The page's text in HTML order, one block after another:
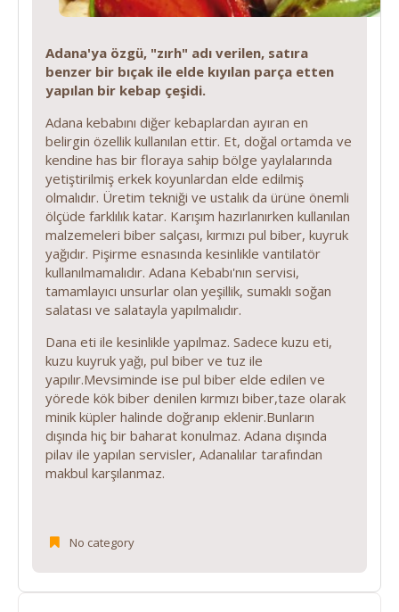
Adana'ya özgü, "zırh" adı verilen, satıra
benzer bir bıçak ile elde kıyılan parça etten
yapılan bir kebap çeşidi.
Adana kebabını diğer kebaplardan ayıran en
belirgin özellik kullanılan ettir. Et, doğal ortamda ve
kendine has bir floraya sahip bölge yaylalarında
yetiştirilmiş erkek koyunlardan elde edilmiş
olmalıdır. Üretim tekniği ve ustalık da ürüne önemli
ölçüde farklılık katar. Karışım hazırlanırken kullanılan
malzemeleri biber salçası, kırmızı pul biber, kuyruk
yağıdır. Pişirme esnasında kesinlikle vantilatör
kullanılmamalıdır. Adana Kebabı'nın servisi,
tamamlayıcı unsurlar olan yeşillik, sumaklı soğan
salatası ve salatayla yapılmalıdır.
Dana eti ile kesinlikle yapılmaz. Sadece kuzu eti,
kuzu kuyruk yağı, pul biber ve tuz ile
yapılır.Mevsiminde ise pul biber elde edilen ve
yörede kök biber denilen kırmızı biber,taze olarak
minik küpler halinde doğranıp eklenir.Bunların
dışında hiç bir baharat konulmaz. Adana dışında
pilav ile yapılan servisler, Adanalılar tarafından
makbul karşılanmaz.
No category